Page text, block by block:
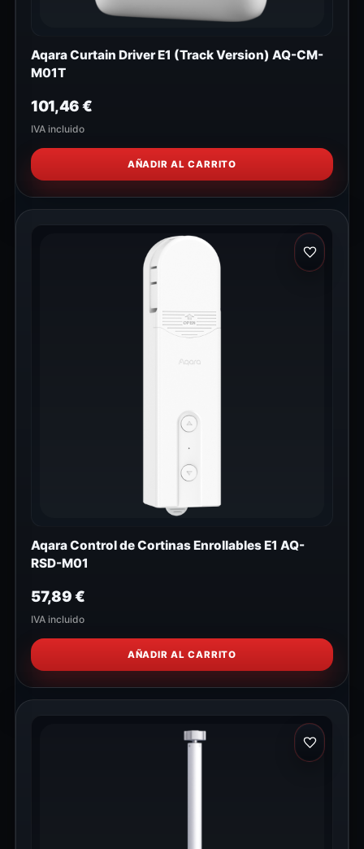
Aqara Curtain Driver E1 (Track Version) AQ-CM-
M01T
101,46€
IVA incluido
AÑADIR AL CARRITO
Aqara Control de Cortinas Enrollables E1 AQ-
RSD-M01
57,89€
IVA incluido
AÑADIR AL CARRITO